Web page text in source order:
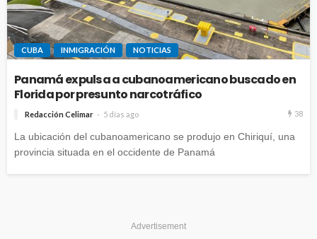
CUBA INMIGRACIÓN NOTICIAS
Panamá expulsa a cubanoamericano buscado en
Florida por presunto narcotráfico
Redacción Celimar 5 días ago 38
La ubicación del cubanoamericano se produjo en Chiriquí, una
provincia situada en el occidente de Panamá
Advertisement